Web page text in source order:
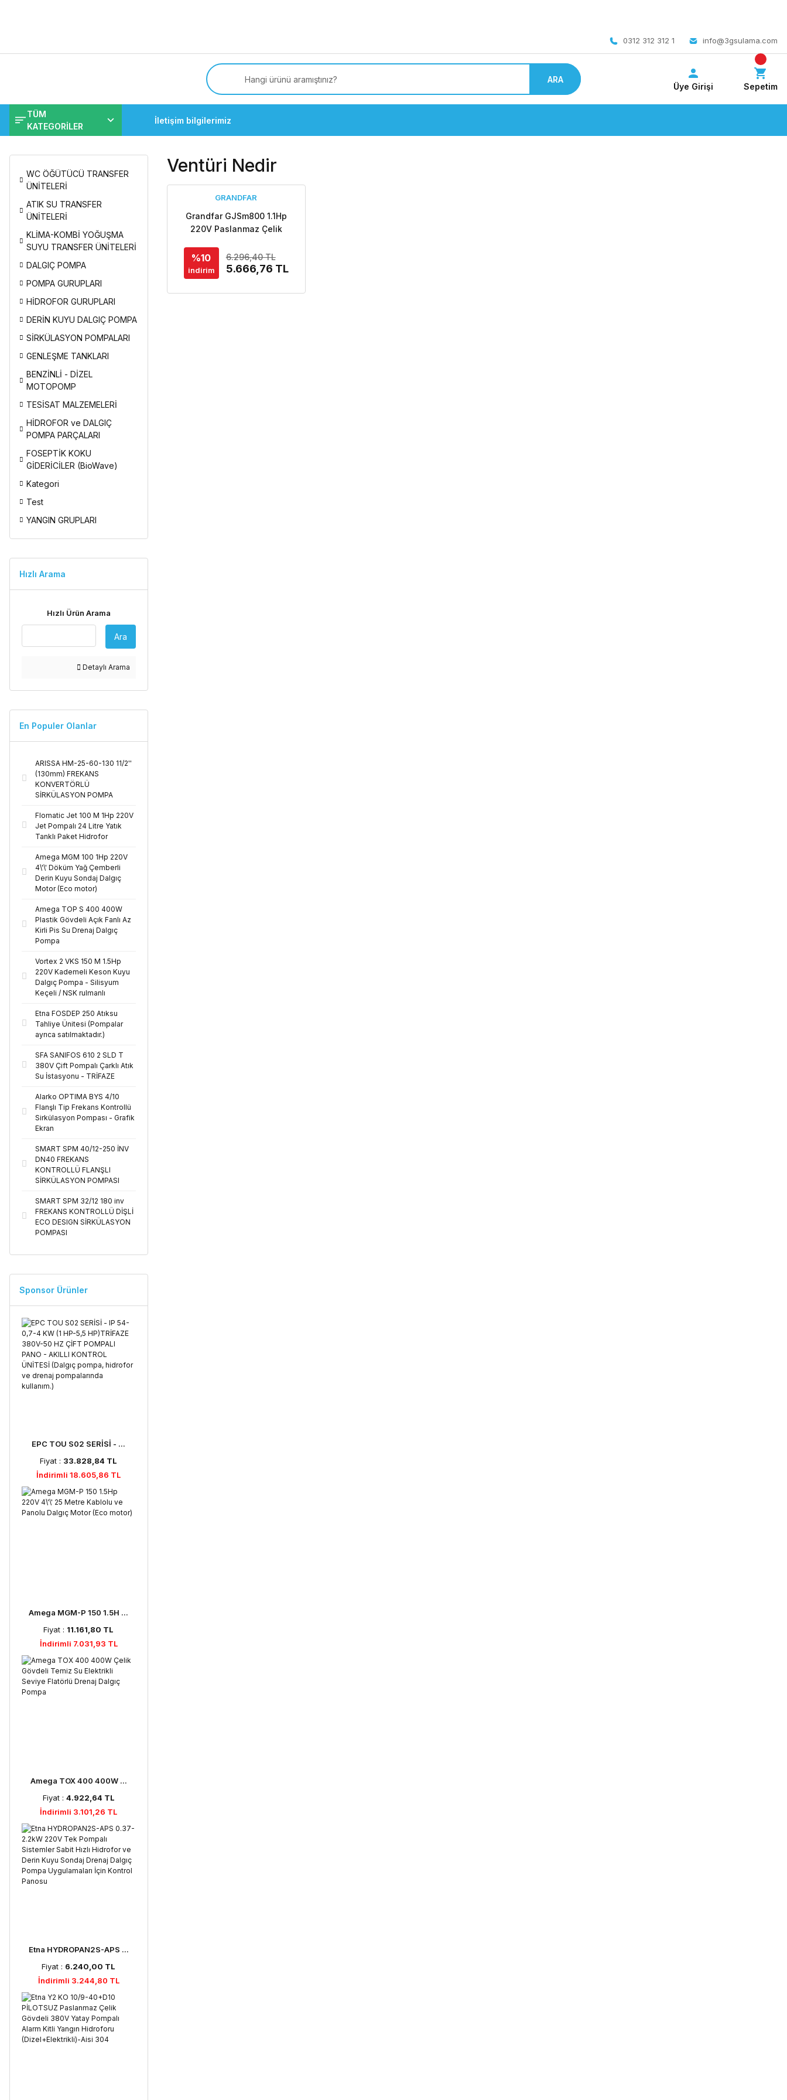
0312 312 312 1 info@3gsulama.com
ARA
Üye Girişi Sepetim
TÜM
KATEGORİLER
İletişim bilgilerimiz
WC ÖĞÜTÜCÜ TRANSFER
ÜNİTELERİ
ATIK SU TRANSFER
ÜNİTELERİ
KLİMA-KOMBİ YOĞUŞMA
SUYU TRANSFER ÜNİTELERİ
DALGIÇ POMPA
POMPA GURUPLARI
HİDROFOR GURUPLARI
DERİN KUYU DALGIÇ POMPA
SİRKÜLASYON POMPALARI
GENLEŞME TANKLARI
BENZİNLİ - DİZEL
MOTOPOMP
TESİSAT MALZEMELERİ
HİDROFOR ve DALGIÇ
POMPA PARÇALARI
FOSEPTİK KOKU
GİDERİCİLER (BioWave)
Kategori
Test
YANGIN GRUPLARI
Hızlı Arama
Hızlı Ürün Arama
Ara
Detaylı Arama
En Populer Olanlar
ARISSA HM-25-60-130 11/2''
(130mm) FREKANS
KONVERTÖRLÜ
SİRKÜLASYON POMPA
Flomatic Jet 100 M 1Hp 220V
Jet Pompalı 24 Litre Yatık
Tanklı Paket Hidrofor
Amega MGM 100 1Hp 220V
4\'\' Döküm Yağ Çemberli
Derin Kuyu Sondaj Dalgıç
Motor (Eco motor)
Amega TOP S 400 400W
Plastik Gövdeli Açık Fanlı Az
Kirli Pis Su Drenaj Dalgıç
Pompa
Vortex 2 VKS 150 M 1.5Hp
220V Kademeli Keson Kuyu
Dalgıç Pompa - Silisyum
Keçeli / NSK rulmanlı
Etna FOSDEP 250 Atıksu
Tahliye Ünitesi (Pompalar
ayrıca satılmaktadır.)
SFA SANIFOS 610 2 SLD T
380V Çift Pompalı Çarklı Atık
Su İstasyonu - TRİFAZE
Alarko OPTIMA BYS 4/10
Flanşlı Tip Frekans Kontrollü
Sirkülasyon Pompası - Grafik
Ekran
SMART SPM 40/12-250 İNV
DN40 FREKANS
KONTROLLÜ FLANŞLI
SİRKÜLASYON POMPASI
SMART SPM 32/12 180 inv
FREKANS KONTROLLÜ DİŞLİ
ECO DESIGN SİRKÜLASYON
POMPASI
Sponsor Ürünler
EPC TOU S02 SERİSİ - ...
Fiyat : 33.828,84 TL
İndirimli 18.605,86 TL
Amega MGM-P 150 1.5H ...
Fiyat : 11.161,80 TL
İndirimli 7.031,93 TL
Amega TOX 400 400W ...
Fiyat : 4.922,64 TL
İndirimli 3.101,26 TL
Etna HYDROPAN2S-APS ...
Fiyat : 6.240,00 TL
İndirimli 3.244,80 TL
Ventüri Nedir
GRANDFAR
Grandfar GJSm800 1.1Hp
220V Paslanmaz Çelik
Jet Pompa
%10
indirim
6.296,40 TL
5.666,76 TL